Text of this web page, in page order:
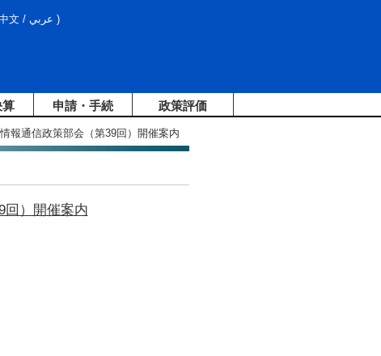
文 / عربي )
算 申請・手続 政策評価
報通信政策部会（第39回）開催案内
回）開催案内